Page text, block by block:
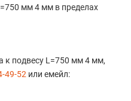
мм 4 мм в пределах
к подвесу L=750 мм 4 мм,
49-52 или емейл: